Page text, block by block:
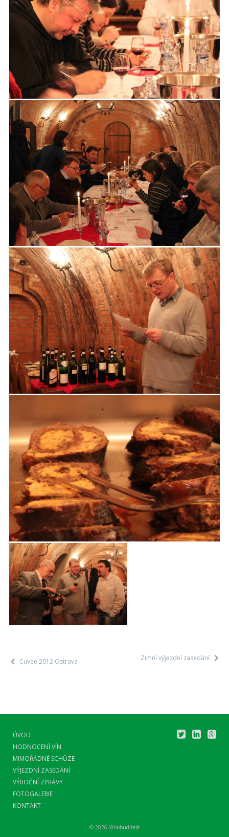
Cuvée 2012 Ostrava Zimní výjezdní zasedání
ÚVOD
HODNOCENÍ VÍN
MIMOŘÁDNÉ SCHŮZE
VÝJEZDNÍ ZASEDÁNÍ
VÝROČNÍ ZPRÁVY
FOTOGALERIE
KONTAKT
© 2026 Vínobuditelé